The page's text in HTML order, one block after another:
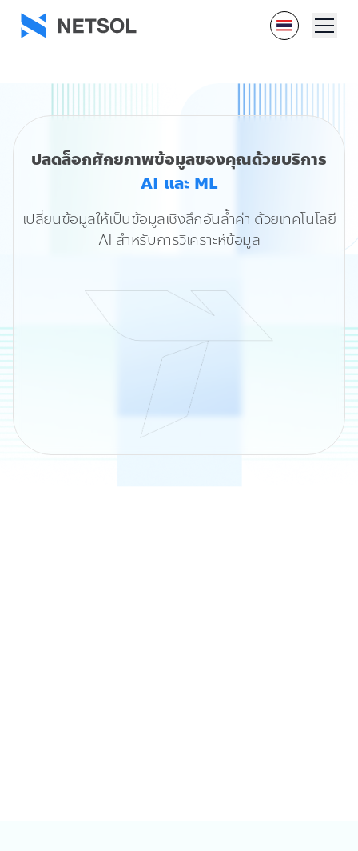
ปลดล็อกศักยภาพข้อมูลของคุณด้วยบริการ
AI และ ML
เปลี่ยนข้อมูลให้เป็นข้อมูลเชิงลึกอันล้ำค่า ด้วยเทคโนโลยี
AI สำหรับการวิเคราะห์ข้อมูล